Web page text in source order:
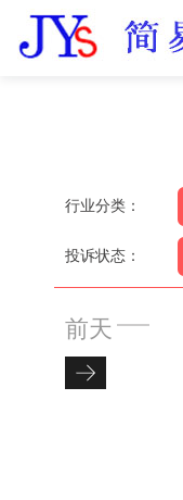
行业分类：
投诉状态：
前天